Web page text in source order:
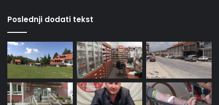
Poslednji dodati tekst